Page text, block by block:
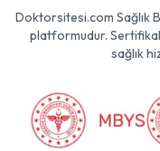
Doktorsitesi.com Sağlık
platformudur.
sağlık